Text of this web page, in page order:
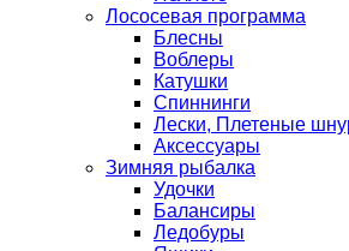
Лососевая программа
Блесны
Воблеры
Катушки
Спиннинги
Лески, Плетеные
Аксессуары
Зимняя рыбалка
Удочки
Балансиры
Ледобуры